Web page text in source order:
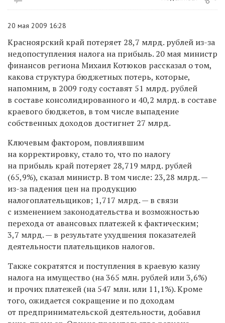
20 мая 2009 16:28
Красноярский край потеряет 28,7 млрд. рублей из-за
недопоступления налога на прибыль. 20 мая министр
финансов региона Михаил Котюков рассказал о том,
какова структура бюджетных потерь, которые,
напомним, в 2009 году составят 51 млрд. рублей
в составе консолидированного и 40,2 млрд. в составе
краевого бюджетов, в том числе выпадение
собственных доходов достигнет 27 млрд.
Ключевым фактором, повлиявшим
на корректировку, стало то, что по налогу
на прибыль край потеряет 28,719 млрд. рублей
(65,9%), сказал министр. В том числе: 23,28 млрд. —
из-за падения цен на продукцию
налогоплательщиков; 1,717 млрд. — в связи
с изменением законодательства и возможностью
перехода от авансовых платежей к фактическим;
3,7 млрд. — в результате ухудшения показателей
деятельности плательщиков налогов.
Также сократятся и поступления в краевую казну
налога на имущество (на 365 млн. рублей или 3,6%)
и прочих платежей (на 547 млн. или 11,1%). Кроме
того, ожидается сокращение и по доходам
от предпринимательской деятельности, добавил